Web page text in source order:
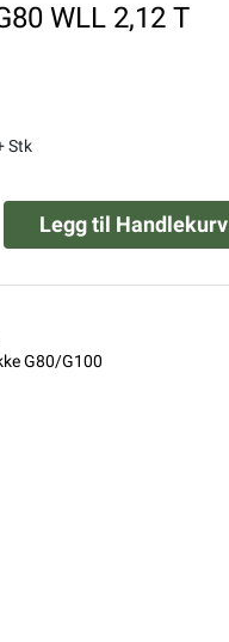
WLL 2,12 T
Stk
Legg til Handlekurv
G80/G100